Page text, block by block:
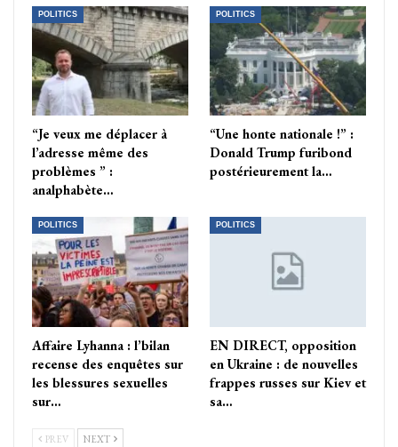
POLITICS
“Je veux me déplacer à
l’adresse même des
problèmes ” :
analphabète…
POLITICS
“Une honte nationale !” :
Donald Trump furibond
postérieurement la…
POLITICS
Affaire Lyhanna : l’bilan
recense des enquêtes sur
les blessures sexuelles
sur…
POLITICS
EN DIRECT, opposition
en Ukraine : de nouvelles
frappes russes sur Kiev et
sa…
PREV NEXT